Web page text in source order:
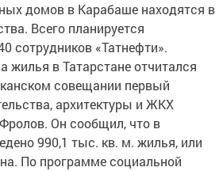
домов в Карабаше находятся в
Всего планируется
сотрудников «Татнефти».
жилья в Татарстане отчитался
совещании первый
архитектуры и ЖКХ
Он сообщил, что в
990,1 тыс. кв. м. жилья, или
По программе социальной